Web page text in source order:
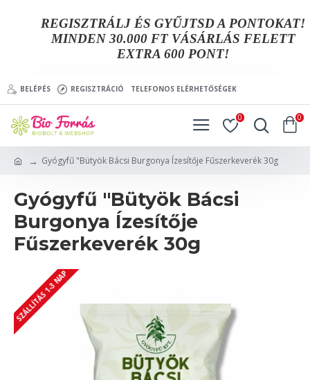
REGISZTRÁLJ ÉS GYŰJTSD A PONTOKAT!
MINDEN 30.000 FT VÁSÁRLÁS FELETT
EXTRA 600 PONT!
BELÉPÉS REGISZTRÁCIÓ TELEFONOS ELÉRHETŐSÉGEK
0 0
Gyógyfű "Bütyök Bácsi Burgonya Ízesítője Fűszerkeverék 30g
Gyógyfű "Bütyök Bácsi
Burgonya Ízesítője
Fűszerkeverék 30g
SZÁLLÍTÁS 1-3 NAP